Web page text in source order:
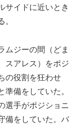
サイドに近いとき
。
ムジーの間（どま
スアレス）をポジ
の役割を狂わせ
準備をしていた。
選手がポジショニ
備をしていた。バ